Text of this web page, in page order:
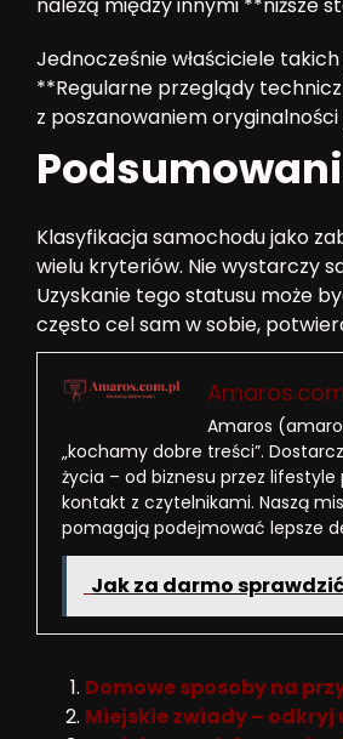
Jednocześnie właściciele
**Regularne przeglądy
z poszanowaniem oryginalności
Klasyfikacja samochodu jako
wielu kryteriów. Nie wystarczy
Uzyskanie tego statusu może
często cel sam w sobie,
Amaros
„kochamy dobre treści”.
życia – od biznesu przez
kontakt z czytelnikami. Naszą
pomagają podejmować lepsze
Jak za darmo
Domowe sposoby na
Miejskie zwiady –